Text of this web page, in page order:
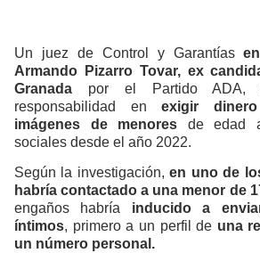
Un juez de Control y Garantías
Armando Pizarro Tovar, ex
Granada por el Partido ADA,
responsabilidad en exigir
imágenes de menores de edad
sociales desde el año 2022.
Según la investigación,en uno de
habría contactado a una menor de
engaños habría inducido a
íntimos, primero a un perfil de una
un número personal.